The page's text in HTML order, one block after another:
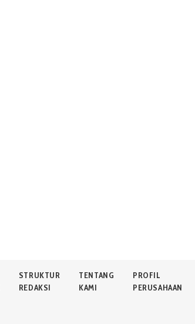
STRUKTUR
REDAKSI
TENTANG
KAMI
PROFIL
PERUSAHAAN